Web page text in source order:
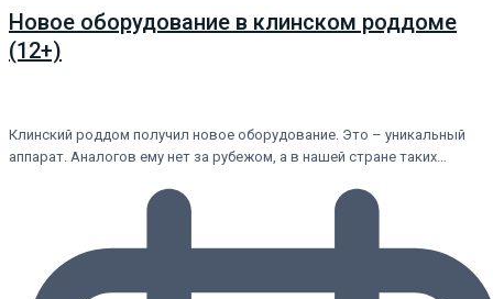
Новое оборудование в клинском роддоме
(12+)
Клинский роддом получил новое оборудование. Это – уникальный
аппарат. Аналогов ему нет за рубежом, а в нашей стране таких…